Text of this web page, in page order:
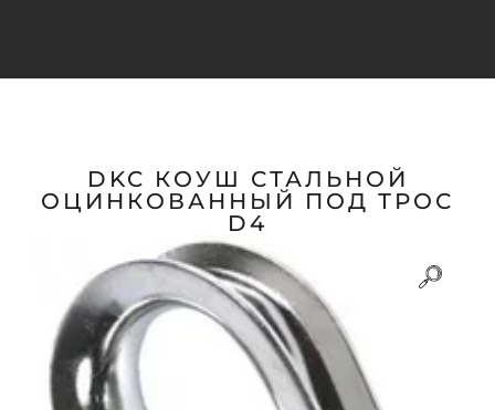
DKC КОУШ СТАЛЬНОЙ
ОЦИНКОВАННЫЙ ПОД ТРОС
D4